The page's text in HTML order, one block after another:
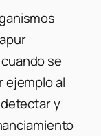
se
ejemplo al
y